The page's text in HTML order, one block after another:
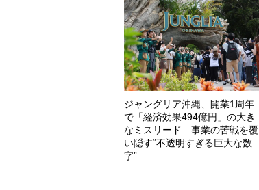
ジャングリア沖縄、開業1周年
で「経済効果494億円」の大き
なミスリード 事業の苦戦を覆
い隠す“不透明すぎる巨大な数
字”